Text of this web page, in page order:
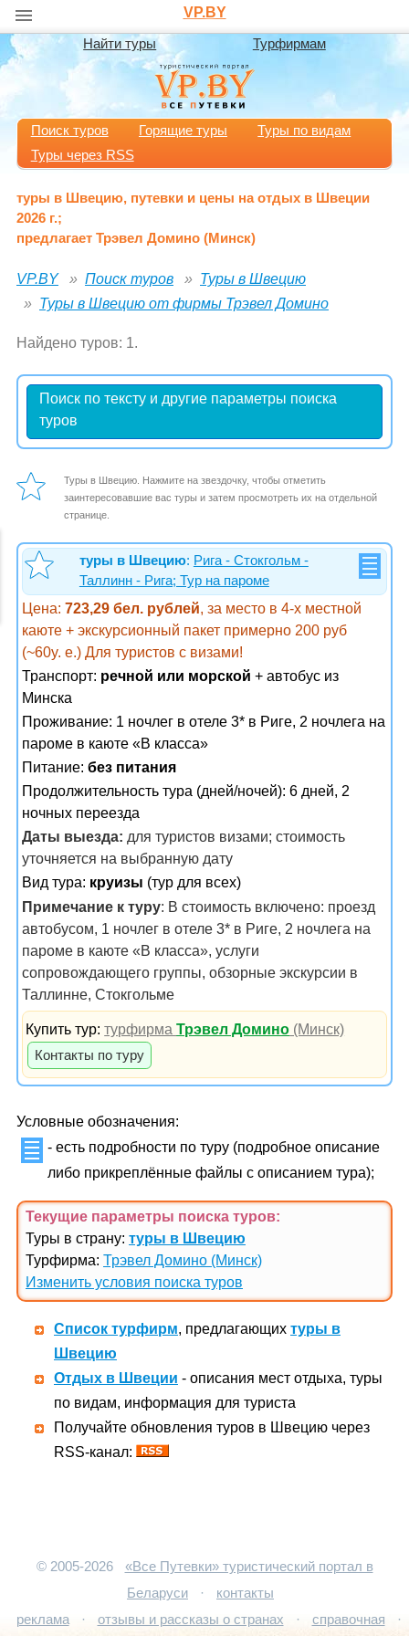
VP.BY
Найти туры Турфирмам
Поиск туров Горящие туры
Туры по видам
Туры через RSS
туры в Швецию, путевки и цены на отдых в Швеции
2026 г.;
предлагает Трэвел Домино (Минск)
VP.BY Поиск туров
Туры в Швецию
Туры в Швецию от фирмы Трэвел Домино
Найдено туров: 1.
Поиск по тексту и другие параметры поиска
туров
Туры в Швецию. Нажмите на звездочку, чтобы отметить
заинтересовавшие вас туры и затем просмотреть их на отдельной
странице.
туры в Швецию: Рига - Стокгольм -
Таллинн - Рига; Тур на пароме
Цена: 723,29 бел. рублей, за место в 4-х местной
каюте + экскурсионный пакет примерно 200 руб
(~60y. e.) Для туристов с визами!
Транспорт: речной или морской + автобус из
Минска
Проживание: 1 ночлег в отеле 3* в Риге, 2 ночлега на
пароме в каюте «В класса»
Питание: без питания
Продолжительность тура (дней/ночей): 6 дней, 2
ночных переезда
Даты выезда: для туристов визами; стоимость
уточняется на выбранную дату
Вид тура: круизы (тур для всех)
Примечание к туру: В стоимость включено: проезд
автобусом, 1 ночлег в отеле 3* в Риге, 2 ночлега на
пароме в каюте «В класса», услуги
сопровождающего группы, обзорные экскурсии в
Таллинне, Стокгольме
Купить тур:турфирмаТрэвел Домино (Минск)
Контакты по туру
Условные обозначения:
- есть подробности по туру (подробное описание
либо прикреплённые файлы с описанием тура);
Текущие параметры поиска туров:
Туры в страну: туры в Швецию
Турфирма: Трэвел Домино (Минск)
Изменить условия поиска туров
Список турфирм, предлагающих туры в
Швецию
Отдых в Швеции - описания мест отдыха, туры
по видам, информация для туриста
Получайте обновления туров в Швецию через
RSS-канал:
© 2005-2026
«Все Путевки» туристический портал в
Беларуси
·
контакты
реклама
· отзывы и рассказы о странах · справочная ·